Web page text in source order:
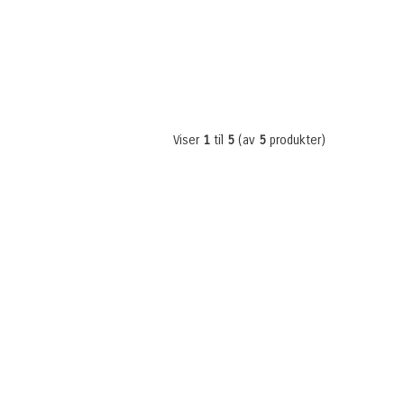
Viser 1 til 5 (av 5 produkter)